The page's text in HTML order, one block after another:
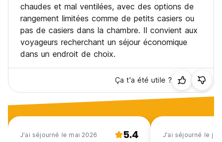
chaudes et mal ventilées, avec des options de
rangement limitées comme de petits casiers ou
pas de casiers dans la chambre. Il convient aux
voyageurs recherchant un séjour économique
dans un endroit de choix.
Ça t'a été utile ?
J'ai séjourné le mai 2026 5.4 J'ai séjourné le